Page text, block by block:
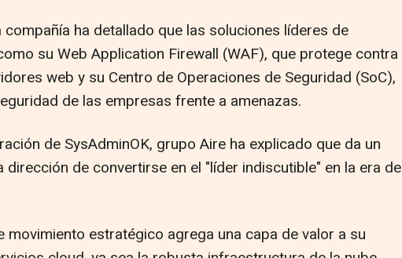
compañía ha detallado que las soluciones líderes de
su Web Application Firewall (WAF), que protege contra
web y su Centro de Operaciones de Seguridad (SoC),
de las empresas frente a amenazas.
de SysAdminOK, grupo Aire ha explicado que da un
dirección de convertirse en el "líder indiscutible" en la era de
movimiento estratégico agrega una capa de valor a su